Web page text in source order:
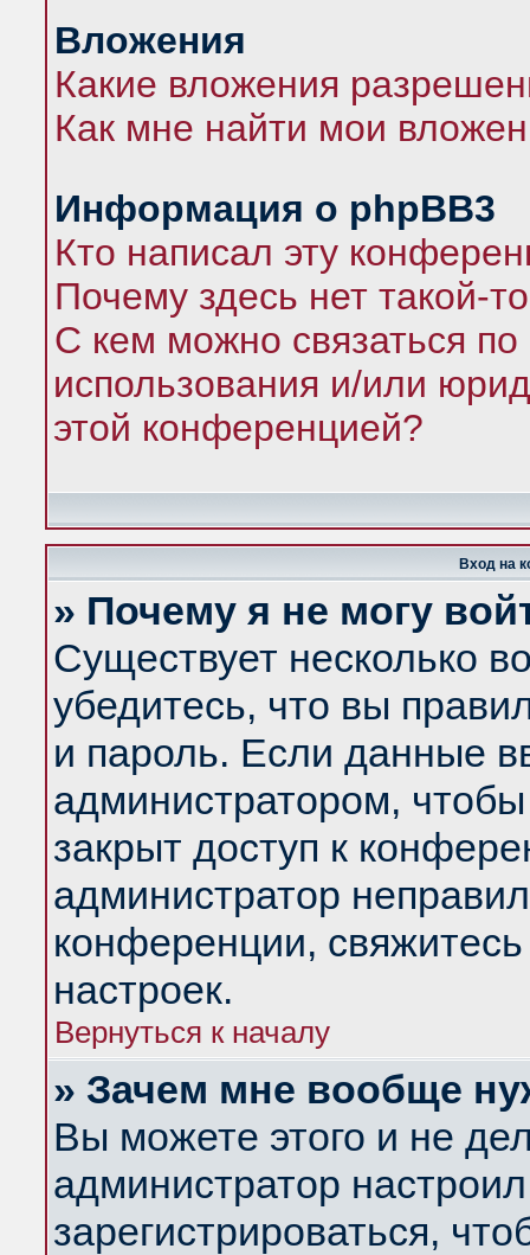
Вложения
Какие вложения
Как мне найти мои
Информация о phpBB3
Кто написал эту
Почему здесь нет такой-
С кем можно связаться по
использования и/или
этой конференцией?
Вход на
» Почему я не могу
Существует несколько
убедитесь, что вы
и пароль. Если данные
администратором,
закрыт доступ к
администратор
конференции,
настроек.
Вернуться к началу
» Зачем мне вообще
Вы можете этого и не
администратор
зарегистрироваться,